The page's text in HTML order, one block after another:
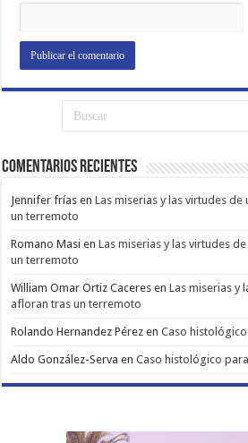
Comentarios Recientes
Jennifer frías enLas miserias y las virtudes
un terremoto
Romano Masi enLas miserias y las virtudes
un terremoto
William Omar Ortiz Caceres enLas miserias y
afloran tras un terremoto
Rolando Hernandez Pérez enCaso
Aldo González-Serva enCaso histológico